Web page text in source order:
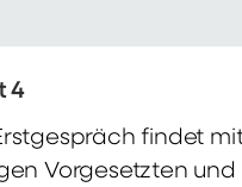
4
findet
Vorgesetzten und